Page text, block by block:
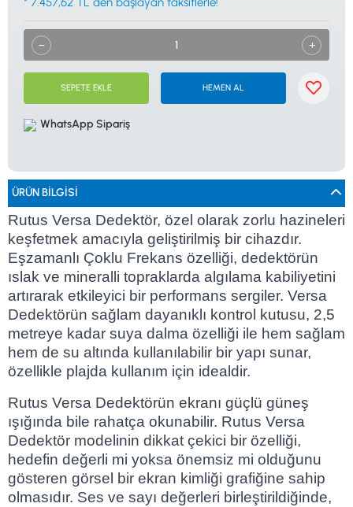
0533 061 73 68 0533 206 6086 0212 222 12 61 0332 321 45 59
© 2024 Tevafuk Elektronik LTD. ŞTİ.
Dedektör Dünyası, lider dünya markası dedektörlerin
Türkiye distribitörü olan Tevafuk Elektronik LTD. ŞTİ. resmi satış kanalıdır.
SEPETE EKLE HEMEN AL
WhatsApp Sipariş
ÜRÜN BILGISI
Rutus Versa Dedektör, özel olarak zorlu hazineleri
keşfetmek amacıyla geliştirilmiş bir cihazdır.
Eşzamanlı Çoklu Frekans özelliği, dedektörün
ıslak ve mineralli topraklarda algılama kabiliyetini
artırarak etkileyici bir performans sergiler. Versa
Dedektörün sağlam dayanıklı kontrol kutusu, 2,5
metreye kadar suya dalma özelliği ile hem sağlam
hem de su altında kullanılabilir bir yapı sunar,
özellikle plajda kullanım için idealdir.
Rutus Versa Dedektörün ekranı güçlü güneş
ışığında bile rahatça okunabilir. Rutus Versa
Dedektör modelinin dikkat çekici bir özelliği,
hedefin değerli mi yoksa önemsiz mi olduğunu
gösteren görsel bir ekran kimliği grafiğine sahip
olmasıdır. Ses ve sayı değerleri birleştirildiğinde,